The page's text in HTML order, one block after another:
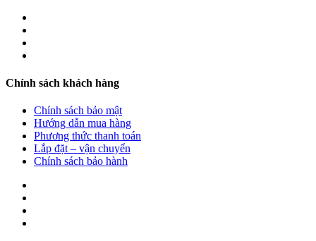
Chính sách khách hàng
Chính sách bảo mật
Hướng dẫn mua hàng
Phương thức thanh toán
Lắp đặt – vận chuyển
Chính sách bảo hành